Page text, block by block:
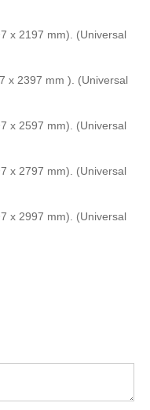
x 2197 mm). (Universal
x 2397 mm ). (Universal
x 2597 mm). (Universal
x 2797 mm). (Universal
x 2997 mm). (Universal